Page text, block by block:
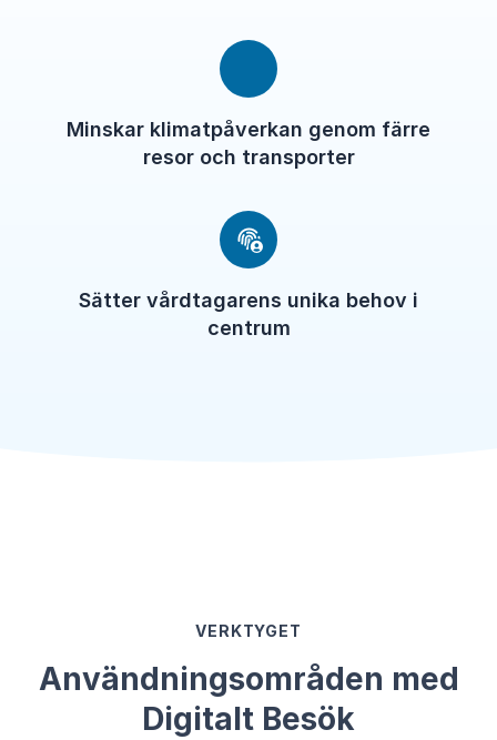
Minskar klimatpåverkan genom färre
resor och transporter
Sätter vårdtagarens unika behov i
centrum
VERKTYGET
Användningsområden med
Digitalt Besök